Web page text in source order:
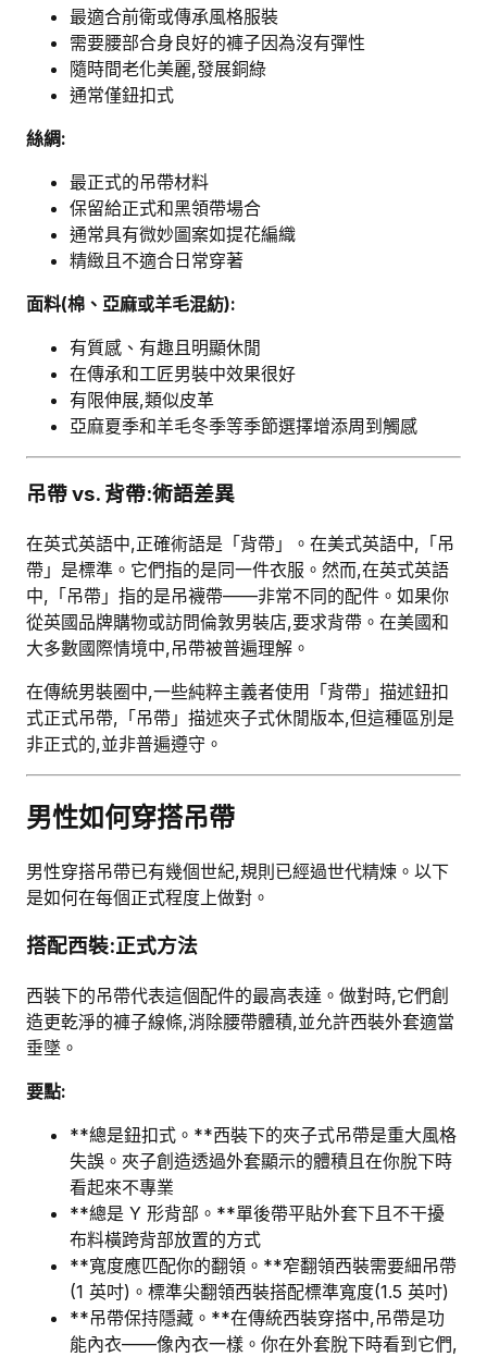
最適合前衛或傳承風格服裝
需要腰部合身良好的褲子因為沒有彈性
隨時間老化美麗,發展銅綠
通常僅鈕扣式
絲綢:
最正式的吊帶材料
保留給正式和黑領帶場合
通常具有微妙圖案如提花編織
精緻且不適合日常穿著
面料(棉、亞麻或羊毛混紡):
有質感、有趣且明顯休閒
在傳承和工匠男裝中效果很好
有限伸展,類似皮革
亞麻夏季和羊毛冬季等季節選擇增添周到觸感
吊帶 vs. 背帶:術語差異
在英式英語中,正確術語是「背帶」。在美式英語中,「吊
帶」是標準。它們指的是同一件衣服。然而,在英式英語
中,「吊帶」指的是吊襪帶——非常不同的配件。如果你
從英國品牌購物或訪問倫敦男裝店,要求背帶。在美國和
大多數國際情境中,吊帶被普遍理解。
在傳統男裝圈中,一些純粹主義者使用「背帶」描述鈕扣
式正式吊帶,「吊帶」描述夾子式休閒版本,但這種區別是
非正式的,並非普遍遵守。
男性如何穿搭吊帶
男性穿搭吊帶已有幾個世紀,規則已經過世代精煉。以下
是如何在每個正式程度上做對。
搭配西裝:正式方法
西裝下的吊帶代表這個配件的最高表達。做對時,它們創
造更乾淨的褲子線條,消除腰帶體積,並允許西裝外套適當
垂墜。
要點:
**總是鈕扣式。**西裝下的夾子式吊帶是重大風格
失誤。夾子創造透過外套顯示的體積且在你脫下時
看起來不專業
**總是 Y 形背部。**單後帶平貼外套下且不干擾
布料橫跨背部放置的方式
**寬度應匹配你的翻領。**窄翻領西裝需要細吊帶
(1 英吋)。標準尖翻領西裝搭配標準寬度(1.5 英吋)
**吊帶保持隱藏。**在傳統西裝穿搭中,吊帶是功
能內衣——像內衣一樣。你在外套脫下時看到它們,